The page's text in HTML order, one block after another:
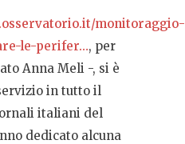
monitoraggio-
le-perifer…, per
Anna Meli -, si è
in tutto il
italiani del
dedicato alcuna